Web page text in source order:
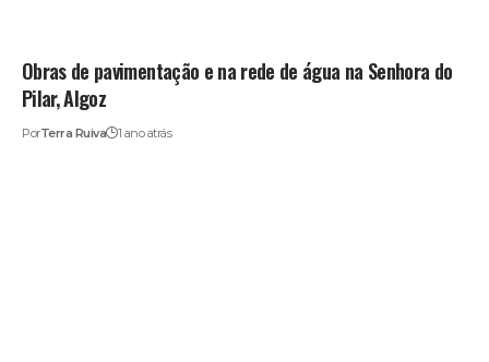
Obras de pavimentação e na rede de água na Senhora do
Pilar, Algoz
PorTerra Ruiva 1 ano atrás